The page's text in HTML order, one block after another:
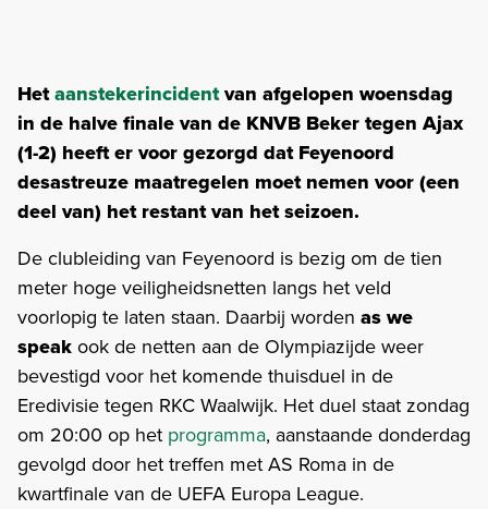
Hetaanstekerincidentvan afgelopen woensdag
in de halve finale van de KNVB Beker tegen Ajax
(1-2) heeft er voor gezorgd dat Feyenoord
desastreuze maatregelen moet nemen voor (een
deel van) het restant van het seizoen.
De clubleiding van Feyenoord is bezig om de tien
meter hoge veiligheidsnetten langs het veld
voorlopig te laten staan. Daarbij worden as we
speakook de netten aan de Olympiazijde weer
bevestigd voor het komende thuisduel in de
Eredivisie tegen RKC Waalwijk. Het duel staat zondag
om 20:00 op het programma, aanstaande donderdag
gevolgd door het treffen met AS Roma in de
kwartfinale van de UEFA Europa League.